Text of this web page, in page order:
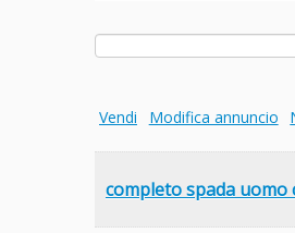
Ricerca
Vendi Modifica annuncio
completo spada uomo